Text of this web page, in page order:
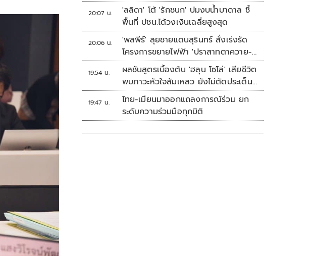
ส.ค.
20:07 น.
'ลลิดา' โต้ 'รักชนก' ปมงบน้ำบาดาล ชี้
พื้นที่ ปชน.ได้วงเงินเฉลี่ยสูงสุด
20:06 น.
'พลพีร์' ลุยชายแดนสุรินทร์ สั่งเร่งรัด
โครงการขยายไฟฟ้า 'ปราสาทตาควาย-
เนิน 350'
19:54 น.
ผลชันสูตรเบื้องต้น 'ฮลุน โซโล่' เสียชีวิต
พบภาวะหัวใจล้มเหลว ยังไม่ตัดประเด็น
สารพิษ รอจอร์เจียส่งผลตรวจครั้งแรก
19:47 น.
ไทย-เมียนมาออกแถลงการณ์ร่วม ยก
ระดับความร่วมมือทุกมิติ